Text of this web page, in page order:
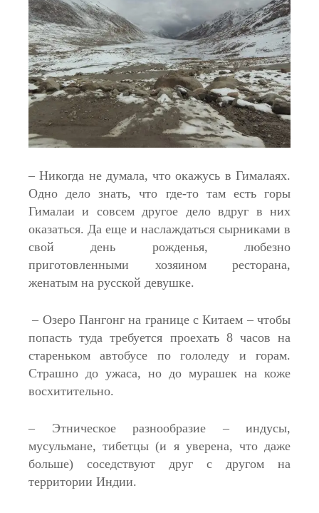
– Никогда не думала, что окажусь в Гималаях.
Одно дело знать, что где-то там есть горы
Гималаи и совсем другое дело вдруг в них
оказаться. Да еще и наслаждаться сырниками в
свой день рожденья, любезно
приготовленными хозяином ресторана,
женатым на русской девушке.
– Озеро Пангонг на границе с Китаем – чтобы
попасть туда требуется проехать 8 часов на
стареньком автобусе по гололеду и горам.
Страшно до ужаса, но до мурашек на коже
восхитительно.
– Этническое разнообразие – индусы,
мусульмане, тибетцы (и я уверена, что даже
больше) соседствуют друг с другом на
территории Индии.